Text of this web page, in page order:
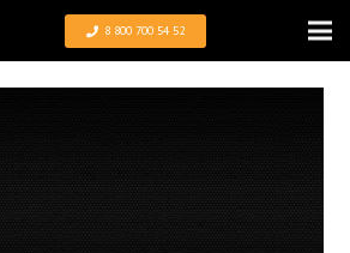
8 800 700 54 52